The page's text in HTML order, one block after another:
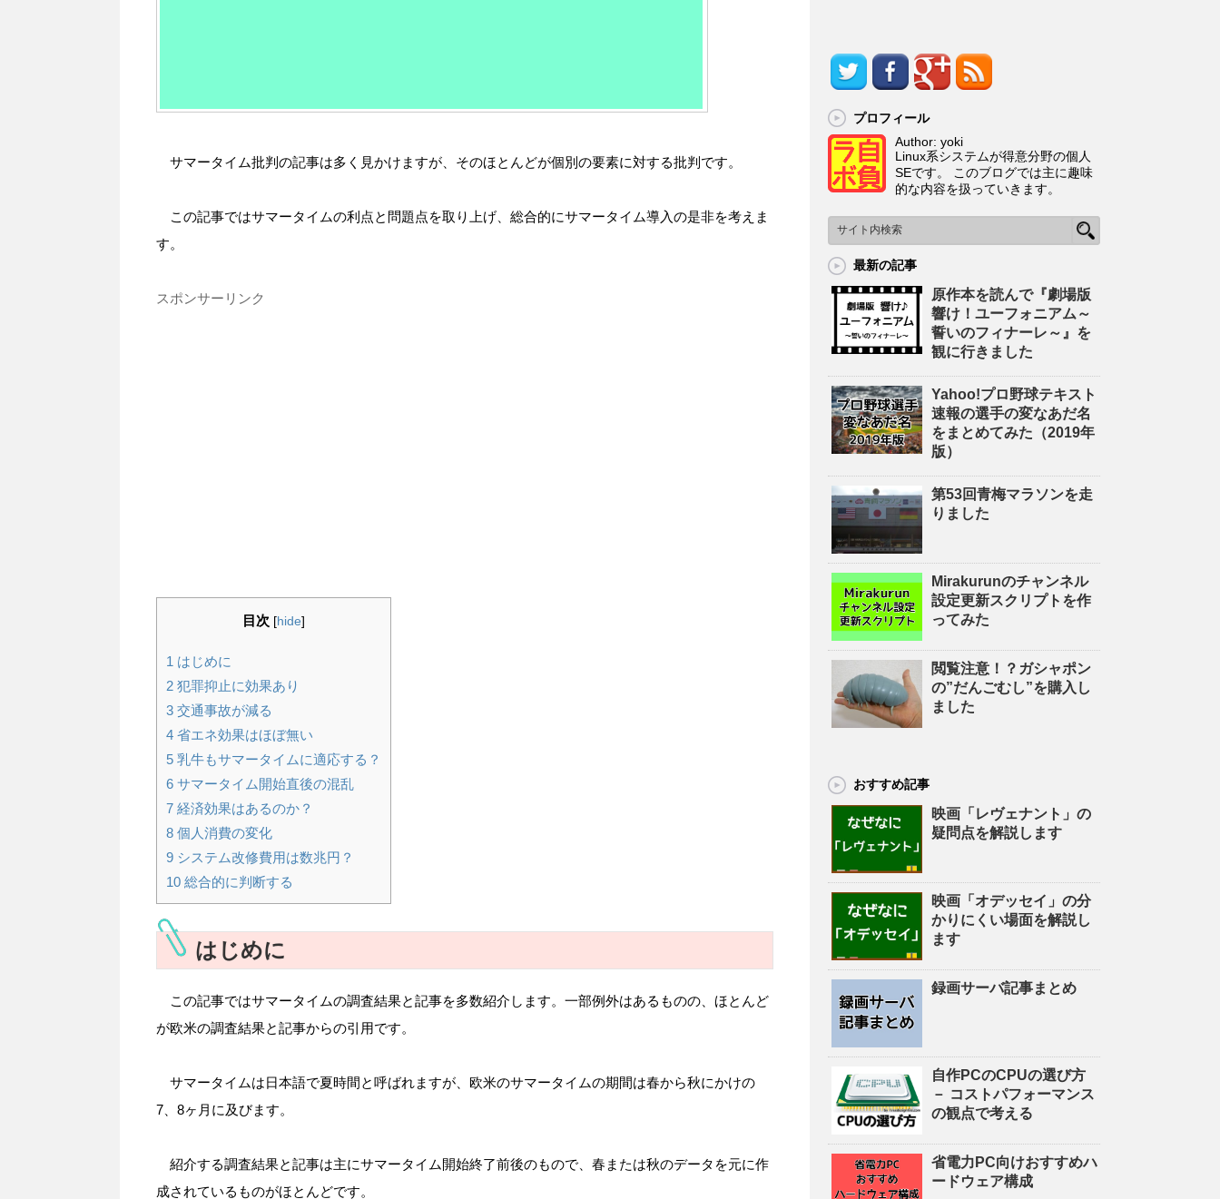
サマータイム批判の記事は多く見かけますが、そのほとんどが個別の要素に対する批判です。
この記事ではサマータイムの利点と問題点を取り上げ、総合的にサマータイム導入の是非を考えま
す。
スポンサーリンク
目次 [hide]
1 はじめに
2 犯罪抑止に効果あり
3 交通事故が減る
4 省エネ効果はほぼ無い
5 乳牛もサマータイムに適応する？
6 サマータイム開始直後の混乱
7 経済効果はあるのか？
8 個人消費の変化
9 システム改修費用は数兆円？
10 総合的に判断する
はじめに
この記事ではサマータイムの調査結果と記事を多数紹介します。一部例外はあるものの、ほとんど
が欧米の調査結果と記事からの引用です。
サマータイムは日本語で夏時間と呼ばれますが、欧米のサマータイムの期間は春から秋にかけの
7、8ヶ月に及びます。
紹介する調査結果と記事は主にサマータイム開始終了前後のもので、春または秋のデータを元に作
成されているものがほとんどです。
プロフィール
Author: yoki
Linux系システムが得意分野の個人
SEです。 このブログでは主に趣味
的な内容を扱っていきます。
最新の記事
原作本を読んで『劇場版
響け！ユーフォニアム～
誓いのフィナーレ～』を
観に行きました
Yahoo!プロ野球テキスト
速報の選手の変なあだ名
をまとめてみた（2019年
版）
第53回青梅マラソンを走
りました
Mirakurunのチャンネル
設定更新スクリプトを作
ってみた
閲覧注意！？ガシャポン
の”だんごむし”を購入し
ました
おすすめ記事
映画「レヴェナント」の
疑問点を解説します
映画「オデッセイ」の分
かりにくい場面を解説し
ます
録画サーバ記事まとめ
自作PCのCPUの選び方
－ コストパフォーマンス
の観点で考える
省電力PC向けおすすめハ
ードウェア構成